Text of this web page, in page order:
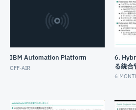
IBM Automation Platform
OFF-AIR
6.
る統合
6